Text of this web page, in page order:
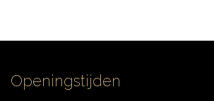
Openingstijden